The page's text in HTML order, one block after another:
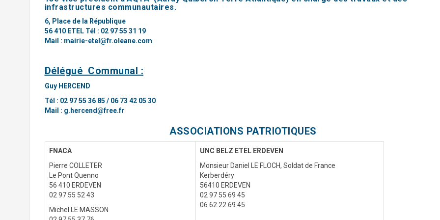
infrastructures communautaires.
6, Place de la République
56 410 ETEL Tél : 02 97 55 31 19
Mail : mairie-etel@fr.oleane.com
Délégué Communal :
Guy HERCEND
Tél : 02 97 55 36 85 / 06 73 42 05 30
Mail : g.hercend@free.fr
ASSOCIATIONS PATRIOTIQUES
FNACA
Pierre COLLETER
Le Pont Quenno
56 410 ERDEVEN
02 97 55 52 43
Michel LE MASSON
UNC BELZ ETEL ERDEVEN
Monsieur Daniel LE FLOCH, Soldat de France
Kerberdéry
56410 ERDEVEN
02 97 55 69 45
06 62 22 69 45